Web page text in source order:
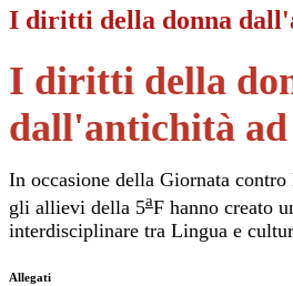
I diritti della donna
I diritti della
dall'antichità ad
In occasione della Giornata
gli allievi della 5aF hanno creato
interdisciplinare tra Lingua e
Allegati